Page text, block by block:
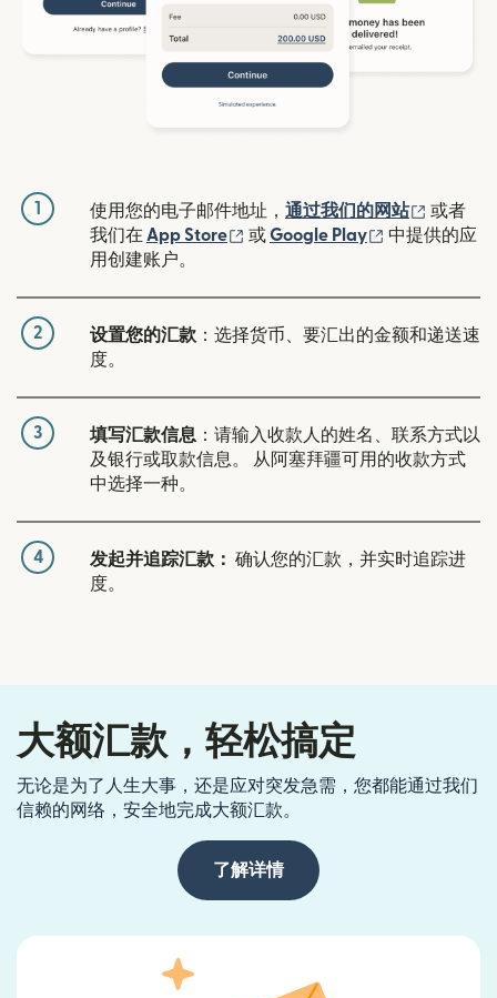
1 使用您的电子邮件地址， 通过我们的网站 （在新
或者
我们在 App Store （在新窗口中打开）
或Google Play （在新窗口中
中提供的应
用创建账户。
2 设置您的汇款 ：选择货币、要汇出的金额和递送速
度。
3 填写汇款信息 ：请输入收款人的姓名、联系方式以
及银行或取款信息。 从阿塞拜疆可用的收款方式
中选择一种。
4 发起并追踪汇款： 确认您的汇款，并实时追踪进
度。
大额汇款，轻松搞定
无论是为了人生大事，还是应对突发急需，您都能通过我们
信赖的网络，安全地完成大额汇款。
了解详情